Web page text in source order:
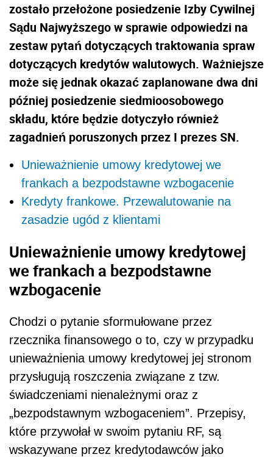
zostało przełożone posiedzenie Izby Cywilnej
Sądu Najwyższego w sprawie odpowiedzi na
zestaw pytań dotyczących traktowania spraw
dotyczących kredytów walutowych. Ważniejsze
może się jednak okazać zaplanowane dwa dni
później posiedzenie siedmioosobowego
składu, które będzie dotyczyło również
zagadnień poruszonych przez I prezes SN.
Unieważnienie umowy kredytowej we
frankach a bezpodstawne wzbogacenie
Kredyty frankowe. Przewalutowanie na
zasadzie ugód z klientami
Unieważnienie umowy kredytowej
we frankach a bezpodstawne
wzbogacenie
Chodzi o pytanie sformułowane przez
rzecznika finansowego o to, czy w przypadku
unieważnienia umowy kredytowej jej stronom
przysługują roszczenia związane z tzw.
świadczeniami nienależnymi oraz z
„bezpodstawnym wzbogaceniem”. Przepisy,
które przywołał w swoim pytaniu RF, są
wskazywane przez kredytodawców jako